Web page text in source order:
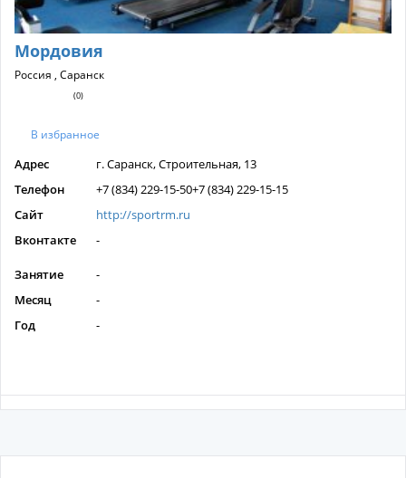
Мордовия
Россия , Саранск
(0)
В избранное
Адрес
г. Саранск, Строительная, 13
Телефон
+7 (834) 229-15-50+7 (834) 229-15-15
Сайт
http://sportrm.ru
Вконтакте
-
Занятие
-
Месяц
-
Год
-